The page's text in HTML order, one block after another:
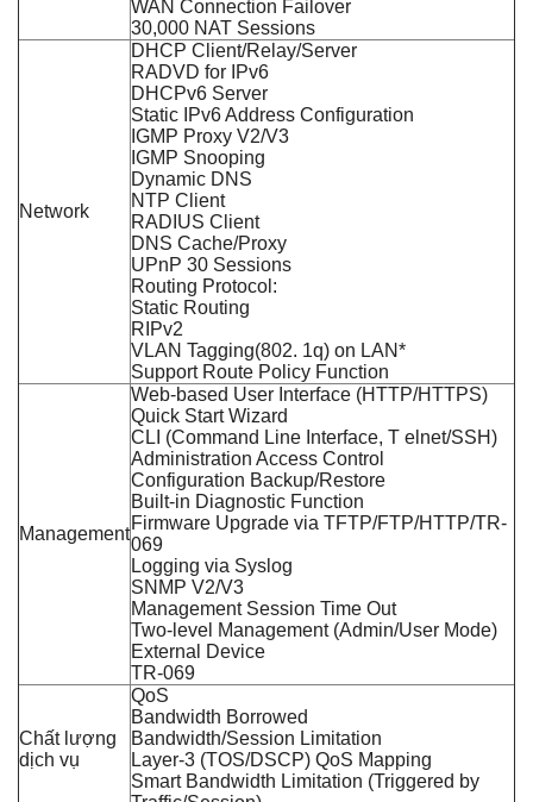
WAN Connection Failover
30,000 NAT Sessions
Network
DHCP Client/Relay/Server
RADVD for IPv6
DHCPv6 Server
Static IPv6 Address Configuration
IGMP Proxy V2/V3
IGMP Snooping
Dynamic DNS
NTP Client
RADIUS Client
DNS Cache/Proxy
UPnP 30 Sessions
Routing Protocol:
Static Routing
RIPv2
VLAN Tagging(802. 1q) on LAN*
Support Route Policy Function
Management
Web-based User Interface (HTTP/HTTPS)
Quick Start Wizard
CLI (Command Line Interface, T elnet/SSH)
Administration Access Control
Configuration Backup/Restore
Built-in Diagnostic Function
Firmware Upgrade via TFTP/FTP/HTTP/TR-
069
Logging via Syslog
SNMP V2/V3
Management Session Time Out
Two-level Management (Admin/User Mode)
External Device
TR-069
Chất lượng
dịch vụ
QoS
Bandwidth Borrowed
Bandwidth/Session Limitation
Layer-3 (TOS/DSCP) QoS Mapping
Smart Bandwidth Limitation (Triggered by